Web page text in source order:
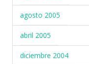
agosto 2005
abril 2005
diciembre 2004